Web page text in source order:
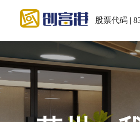
股票代码 |